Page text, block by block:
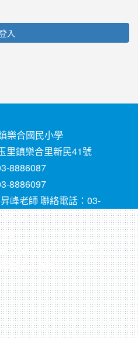
入
樂合國民小學
里鎮樂合里新民41號
8886087
8886097
峰老師 聯絡電話：03-
：
或 IE10.0瀏覽器以
效果，謝謝！